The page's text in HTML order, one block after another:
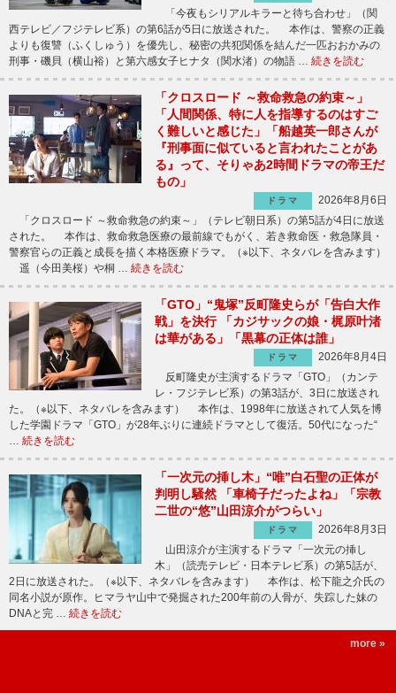
「今夜もシリアルキラーと待ち合わせ」（関
西テレビ／フジテレビ系）の第6話が5日に放送された。 本作は、警察の正義
よりも復讐（ふくしゅう）を優先し、秘密の共犯関係を結んだ一匹おおかみの
刑事・磯貝（横山裕）と第六感女子ヒナタ（関水渚）の物語 … 続きを読む
「クロスロード ～救命救急の約束～」
「人間関係、特に人を指導するのはすご
く難しいと感じた」「船越英一郎さんが
『刑事面に似ていると言われたことがあ
る』って、そりゃあ2時間ドラマの帝王だ
もの」
ドラマ
2026年8月6日
「クロスロード ～救命救急の約束～」（テレビ朝日系）の第5話が4日に放送
された。 本作は、救命救急医療の最前線でもがく、若き救命医・救急隊員・
警察官らの正義と成長を描く本格医療ドラマ。（※以下、ネタバレを含みます）
遥（今田美桜）や桐 … 続きを読む
「GTO」“鬼塚”反町隆史らが「告白大作
戦」を決行 「カジサックの娘・梶原叶渚
は華がある」「黒幕の正体は誰」
ドラマ
2026年8月4日
反町隆史が主演するドラマ「GTO」（カンテ
レ・フジテレビ系）の第3話が、3日に放送され
た。（※以下、ネタバレを含みます） 本作は、1998年に放送されて人気を博
した学園ドラマ「GTO」が28年ぶりに連続ドラマとして復活。50代になった“
続きを読む
「一次元の挿し木」“唯”白石聖の正体が
判明し騒然 「車椅子だったよね」「宗教
二世の“悠”山田涼介がつらい」
ドラマ
2026年8月3日
山田涼介が主演するドラマ「一次元の挿し
木」（読売テレビ・日本テレビ系）の第5話が、
2日に放送された。（※以下、ネタバレを含みます） 本作は、松下龍之介氏の
同名小説が原作。ヒマラヤ山中で発掘された200年前の人骨が、失踪した妹の
DNAと完 … 続きを読む
more »